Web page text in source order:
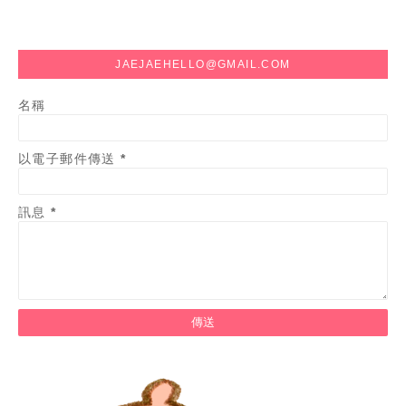
JAEJAEHELLO@GMAIL.COM
名稱
以電子郵件傳送*
訊息*